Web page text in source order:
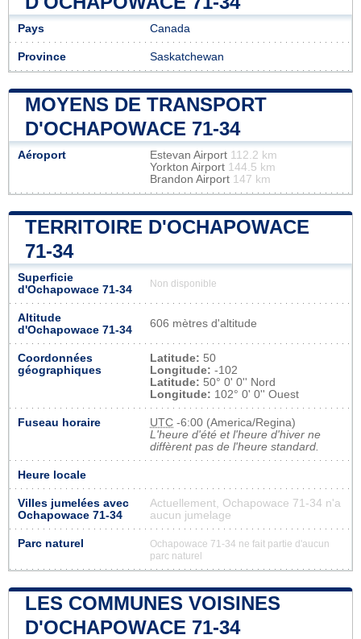
Pays Canada
Province Saskatchewan
MOYENS DE TRANSPORT
D'OCHAPOWACE 71-34
Aéroport Estevan Airport 112.2 km
Yorkton Airport 144.5 km
Brandon Airport 147 km
TERRITOIRE D'OCHAPOWACE
71-34
Superficie
d'Ochapowace 71-34
Non disponible
Altitude
d'Ochapowace 71-34
606 mètres d'altitude
Coordonnées
géographiques
Latitude: 50
Longitude: -102
Latitude: 50° 0' 0'' Nord
Longitude: 102° 0' 0'' Ouest
Fuseau horaire UTC -6:00 (America/Regina)
L'heure d'été et l'heure d'hiver ne
diffèrent pas de l'heure standard.
Heure locale
Villes jumelées avec
Ochapowace 71-34
Actuellement, Ochapowace 71-34 n'a
aucun jumelage
Parc naturel
Ochapowace 71-34 ne fait partie d'aucun
parc naturel
LES COMMUNES VOISINES
D'OCHAPOWACE 71-34